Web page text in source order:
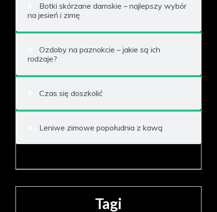
Botki skórzane damskie – najlepszy wybór
na jesień i zimę
Ozdoby na paznokcie – jakie są ich
rodzaje?
Czas się doszkolić
Leniwe zimowe popołudnia z kawą
Tagi